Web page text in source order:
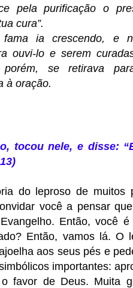
pela purificação o
cura”.
ia crescendo, e
ouvi-lo e serem
porém, se retirava
à oração.
tocou nele, e disse:
do leproso de muitos
você a pensar
Então, você
Então, vamos lá. O
aos seus pés e
importantes:
favor de Deus. Muita